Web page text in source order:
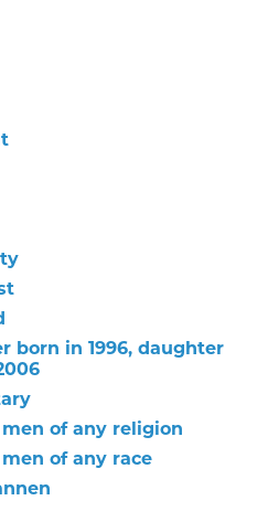
born in 1996, daughter
of any religion
of any race